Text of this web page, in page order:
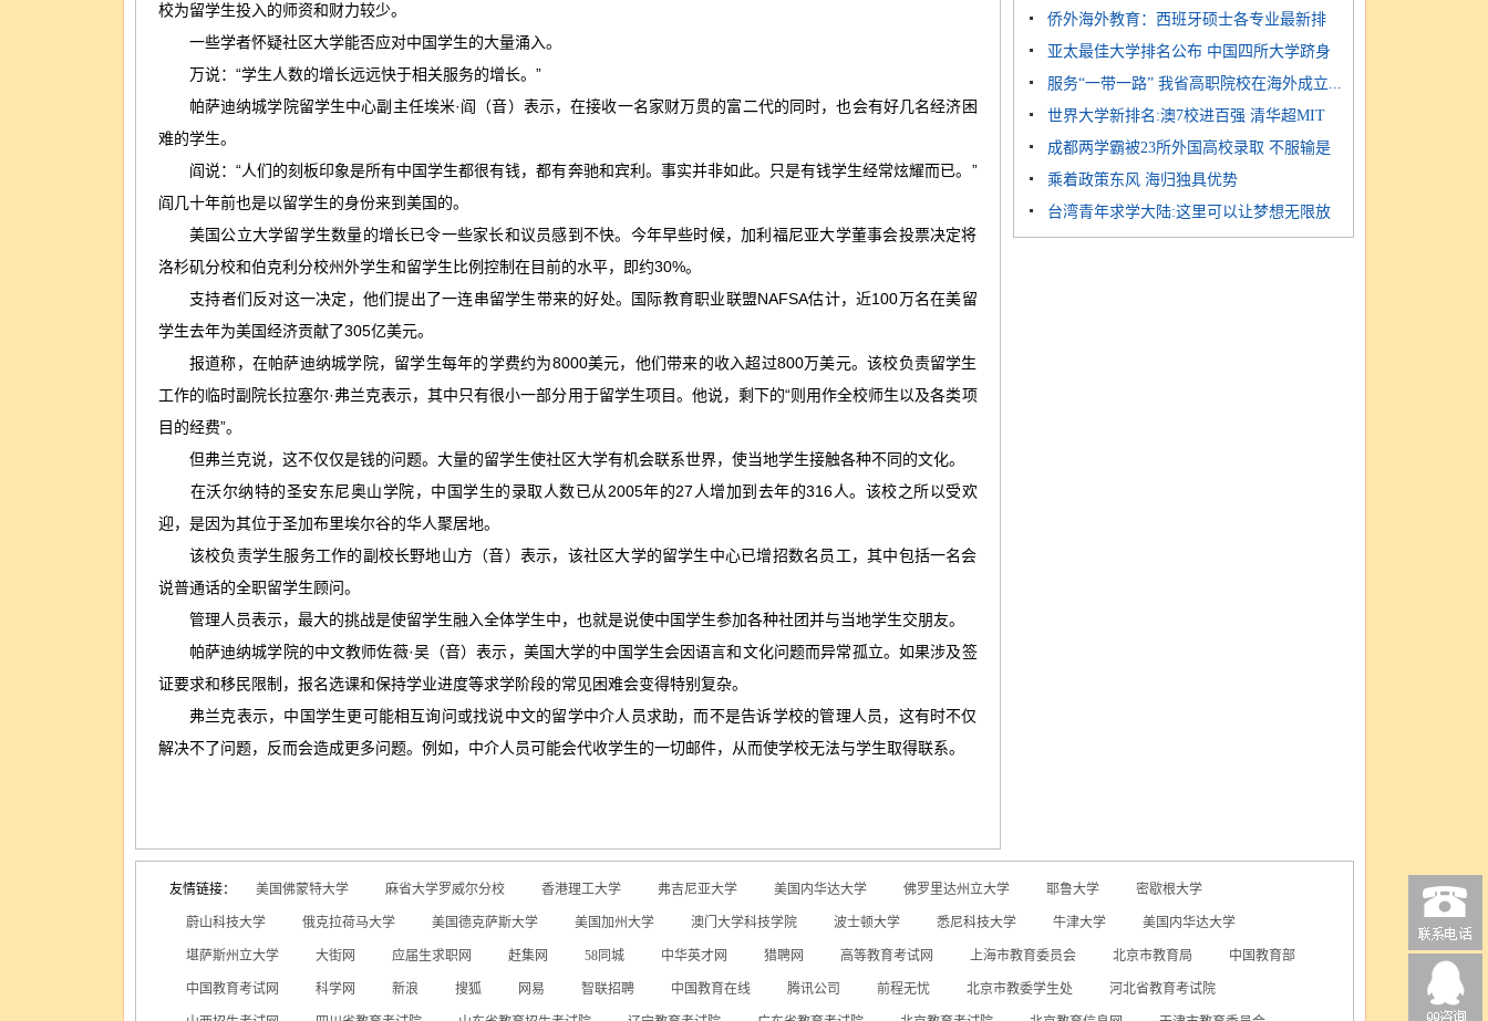
校为留学生投入的师资和财力较少。
一些学者怀疑社区大学能否应对中国学生的大量涌入。
万说：“学生人数的增长远远快于相关服务的增长。”
帕萨迪纳城学院留学生中心副主任埃米·阎（音）表示，在接收一名家财万贯的富二代的同时，也会有好几名经济困
难的学生。
阎说：“人们的刻板印象是所有中国学生都很有钱，都有奔驰和宾利。事实并非如此。只是有钱学生经常炫耀而已。”
阎几十年前也是以留学生的身份来到美国的。
美国公立大学留学生数量的增长已令一些家长和议员感到不快。今年早些时候，加利福尼亚大学董事会投票决定将
洛杉矶分校和伯克利分校州外学生和留学生比例控制在目前的水平，即约30%。
支持者们反对这一决定，他们提出了一连串留学生带来的好处。国际教育职业联盟NAFSA估计，近100万名在美留
学生去年为美国经济贡献了305亿美元。
报道称，在帕萨迪纳城学院，留学生每年的学费约为8000美元，他们带来的收入超过800万美元。该校负责留学生
工作的临时副院长拉塞尔·弗兰克表示，其中只有很小一部分用于留学生项目。他说，剩下的“则用作全校师生以及各类项
目的经费”。
但弗兰克说，这不仅仅是钱的问题。大量的留学生使社区大学有机会联系世界，使当地学生接触各种不同的文化。
在沃尔纳特的圣安东尼奥山学院，中国学生的录取人数已从2005年的27人增加到去年的316人。该校之所以受欢
迎，是因为其位于圣加布里埃尔谷的华人聚居地。
该校负责学生服务工作的副校长野地山方（音）表示，该社区大学的留学生中心已增招数名员工，其中包括一名会
说普通话的全职留学生顾问。
管理人员表示，最大的挑战是使留学生融入全体学生中，也就是说使中国学生参加各种社团并与当地学生交朋友。
帕萨迪纳城学院的中文教师佐薇·吴（音）表示，美国大学的中国学生会因语言和文化问题而异常孤立。如果涉及签
证要求和移民限制，报名选课和保持学业进度等求学阶段的常见困难会变得特别复杂。
弗兰克表示，中国学生更可能相互询问或找说中文的留学中介人员求助，而不是告诉学校的管理人员，这有时不仅
解决不了问题，反而会造成更多问题。例如，中介人员可能会代收学生的一切邮件，从而使学校无法与学生取得联系。
侨外海外教育：西班牙硕士各专业最新排
名...亚太最佳大学排名公布 中国四所大学跻身
前...服务“一带一路” 我省高职院校在海外成立...
世界大学新排名:澳7校进百强 清华超MIT
成都两学霸被23所外国高校录取 不服输是
共...乘着政策东风 海归独具优势
台湾青年求学大陆:这里可以让梦想无限放
友情链接： 美国佛蒙特大学 麻省大学罗威尔分校 香港理工大学 弗吉尼亚大学 美国内华达大学 佛罗里达州立大学 耶鲁大学 密歇根大学
蔚山科技大学 俄克拉荷马大学 美国德克萨斯大学 美国加州大学 澳门大学科技学院 波士顿大学 悉尼科技大学 牛津大学 美国内华达大学
堪萨斯州立大学 大街网 应届生求职网 赶集网 58同城 中华英才网 猎聘网 高等教育考试网 上海市教育委员会 北京市教育局 中国教育部
中国教育考试网 科学网 新浪 搜狐 网易 智联招聘 中国教育在线 腾讯公司 前程无忧 北京市教委学生处 河北省教育考试院